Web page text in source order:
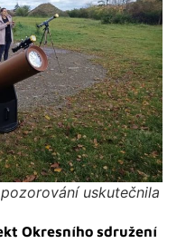
uskutečnila
Okresního sdružení